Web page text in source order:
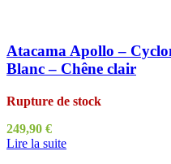
Atacama Apollo –
Blanc – Chêne clair
Rupture de stock
249,90 €
Lire la suite